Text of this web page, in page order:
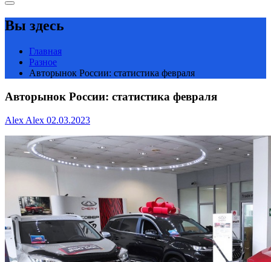
Вы здесь
Главная
Разное
Авторынок России: статистика февраля
Авторынок России: статистика февраля
Alex Alex 02.03.2023